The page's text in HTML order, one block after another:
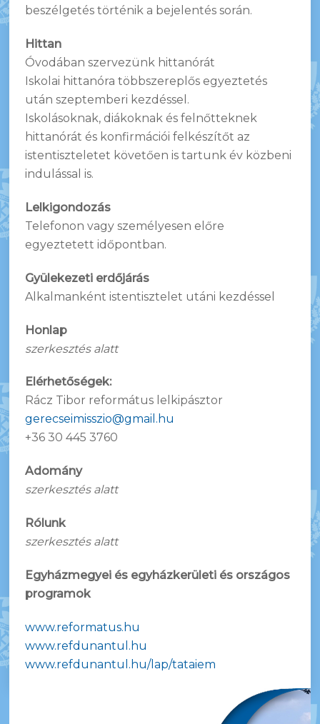
beszélgetés történik a bejelentés során.
Hittan
Óvodában szervezünk hittanórát
Iskolai hittanóra többszereplős egyeztetés
után szeptemberi kezdéssel.
Iskolásoknak, diákoknak és felnőtteknek
hittanórát és konfirmációi felkészítőt az
istentiszteletet követően is tartunk év közbeni
indulással is.
Lelkigondozás
Telefonon vagy személyesen előre
egyeztetett időpontban.
Gyülekezeti erdőjárás
Alkalmanként istentisztelet utáni kezdéssel
Honlap
szerkesztés alatt
Elérhetőségek:
Rácz Tibor református lelkipásztor
gerecseimisszio@gmail.hu
+36 30 445 3760
Adomány
szerkesztés alatt
Rólunk
szerkesztés alatt
Egyházmegyei és egyházkerületi és országos
programok
www.reformatus.hu
www.refdunantul.hu
www.refdunantul.hu/lap/tataiem